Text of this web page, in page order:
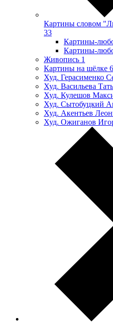
Картины словом
33
Картины-
Картины-
Живопись 1
Картины на шёлке 6
Худ. Герасименко
Худ. Васильева
Худ. Кулешов
Худ. Сытобуцкий
Худ. Акентьев
Худ. Ожиганов